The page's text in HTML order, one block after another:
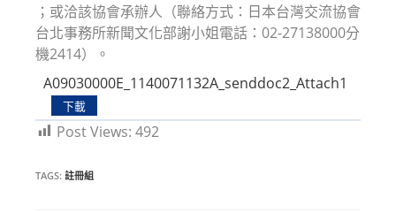
；或洽該協會承辦人（聯絡方式：日本台灣交流協會
台北事務所新聞文化部謝小姐電話：02-27138000分
機2414）。
A09030000E_1140071132A_senddoc2_Attach1
下載
Post Views: 492
TAGS: 註冊組